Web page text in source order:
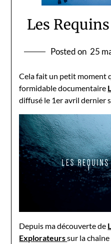
Les
Posted on 25
Cela fait un petit moment
formidable documentaire
diffusé le 1er avril dernier
Depuis ma découverte de
Explorateurssur la